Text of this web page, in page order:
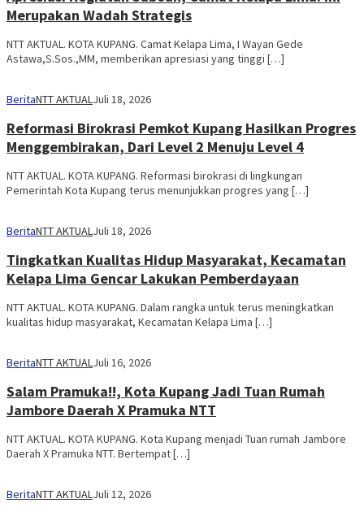
Merupakan Wadah Strategis
NTT AKTUAL. KOTA KUPANG. Camat Kelapa Lima, I Wayan Gede
Astawa,S.Sos.,MM, memberikan apresiasi yang tinggi […]
BeritaNTT AKTUALJuli 18, 2026
Reformasi Birokrasi Pemkot Kupang Hasilkan Progres
Menggembirakan, Dari Level 2 Menuju Level 4
NTT AKTUAL. KOTA KUPANG. Reformasi birokrasi di lingkungan
Pemerintah Kota Kupang terus menunjukkan progres yang […]
BeritaNTT AKTUALJuli 18, 2026
Tingkatkan Kualitas Hidup Masyarakat, Kecamatan
Kelapa Lima Gencar Lakukan Pemberdayaan
NTT AKTUAL. KOTA KUPANG. Dalam rangka untuk terus meningkatkan
kualitas hidup masyarakat, Kecamatan Kelapa Lima […]
BeritaNTT AKTUALJuli 16, 2026
Salam Pramuka!!, Kota Kupang Jadi Tuan Rumah
Jambore Daerah X Pramuka NTT
NTT AKTUAL. KOTA KUPANG. Kota Kupang menjadi Tuan rumah Jambore
Daerah X Pramuka NTT. Bertempat […]
BeritaNTT AKTUAL Juli 12, 2026